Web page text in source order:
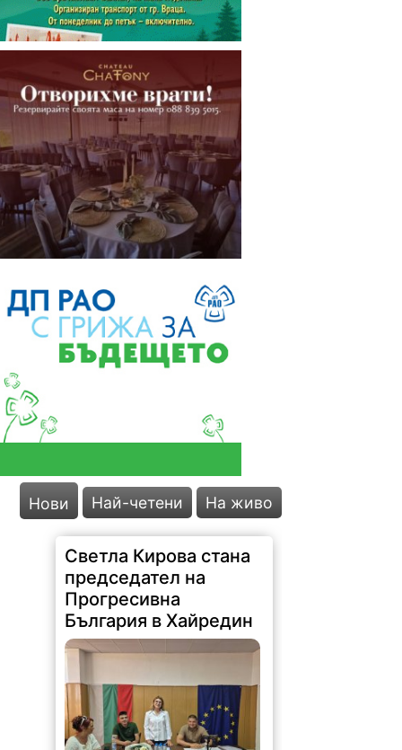
Нови Най-четени На живо
Светла Кирова стана
председател на
Прогресивна
България в Хайредин